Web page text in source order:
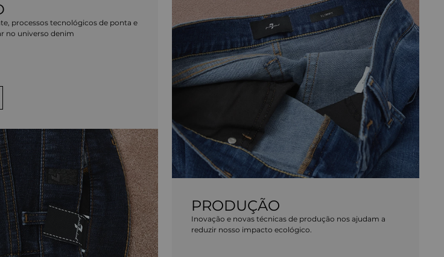
processos tecnológicos de ponta e
no universo denim
PRODUÇÃO
Inovação e novas técnicas de produção nos ajudam a
reduzir nosso impacto ecológico.